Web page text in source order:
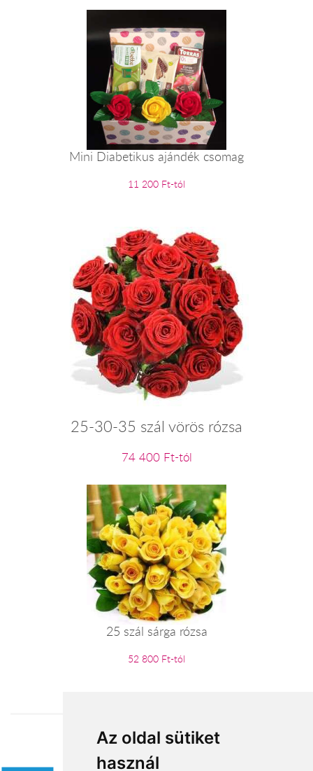
Az oldal sütiket
használ
Mini Diabetikus ajándék csomag
11 200 Ft-tól
25-30-35 szál vörös rózsa
74 400 Ft-tól
25 szál sárga rózsa
52 800 Ft-tól
Elfogadott fizetési módok